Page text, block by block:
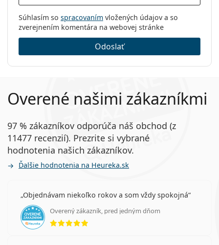
Súhlasím so spracovaním vložených údajov a so
zverejnením komentára na webovej stránke
Odoslať
Overené našimi zákazníkmi
97 % zákazníkov odporúča náš obchod (z
11477 recenzií). Prezrite si vybrané
hodnotenia našich zákazníkov.
Ďalšie hodnotenia na Heureka.sk
Objednávam niekoľko rokov a som vždy spokojná
Overený zákazník, pred jedným dňom
hodnotenie 5 z 5